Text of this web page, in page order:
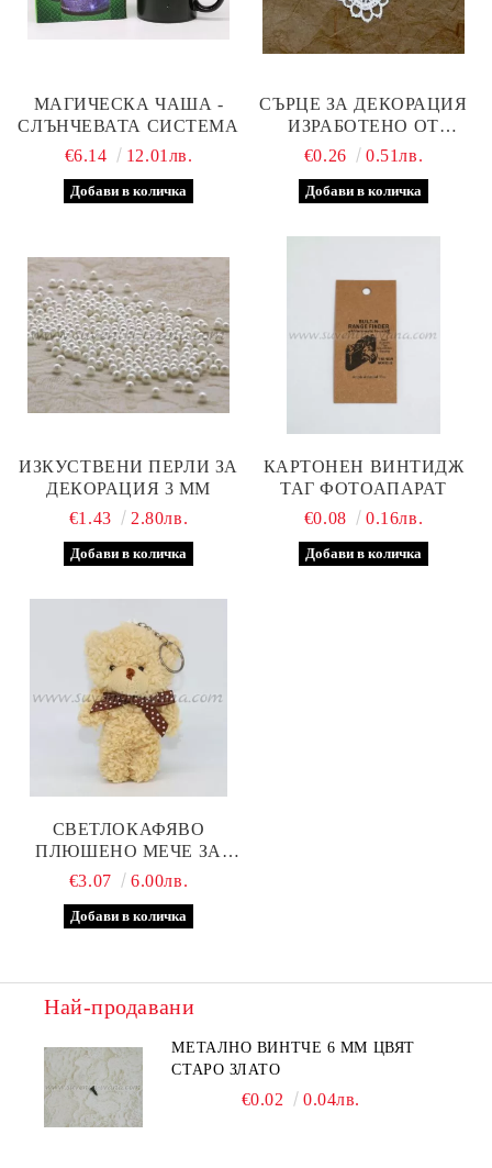
МАГИЧЕСКА ЧАША -
СЛЪНЧЕВАТА СИСТЕМА
€6.14
12.01лв.
СЪРЦЕ ЗА ДЕКОРАЦИЯ
ИЗРАБОТЕНО ОТ
ТЕКСТИЛ
€0.26 0.51лв.
ИЗКУСТВЕНИ ПЕРЛИ ЗА
ДЕКОРАЦИЯ 3 ММ
€1.43
2.80лв.
КАРТОНЕН ВИНТИДЖ
ТАГ ФОТОАПАРАТ
€0.08
0.16лв.
СВЕТЛОКАФЯВО
ПЛЮШЕНО МЕЧЕ ЗА
ДЕКОРАЦИЯ 12,0 Х 7,5
€3.07 6.00лв.
Най-продавани
МЕТАЛНО ВИНТЧЕ 6 ММ ЦВЯТ
СТАРО ЗЛАТО
€0.02 0.04лв.